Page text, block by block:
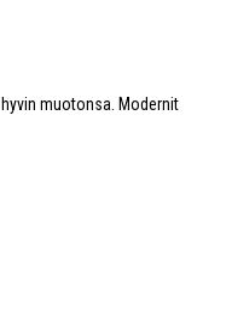
muotonsa. Modernit